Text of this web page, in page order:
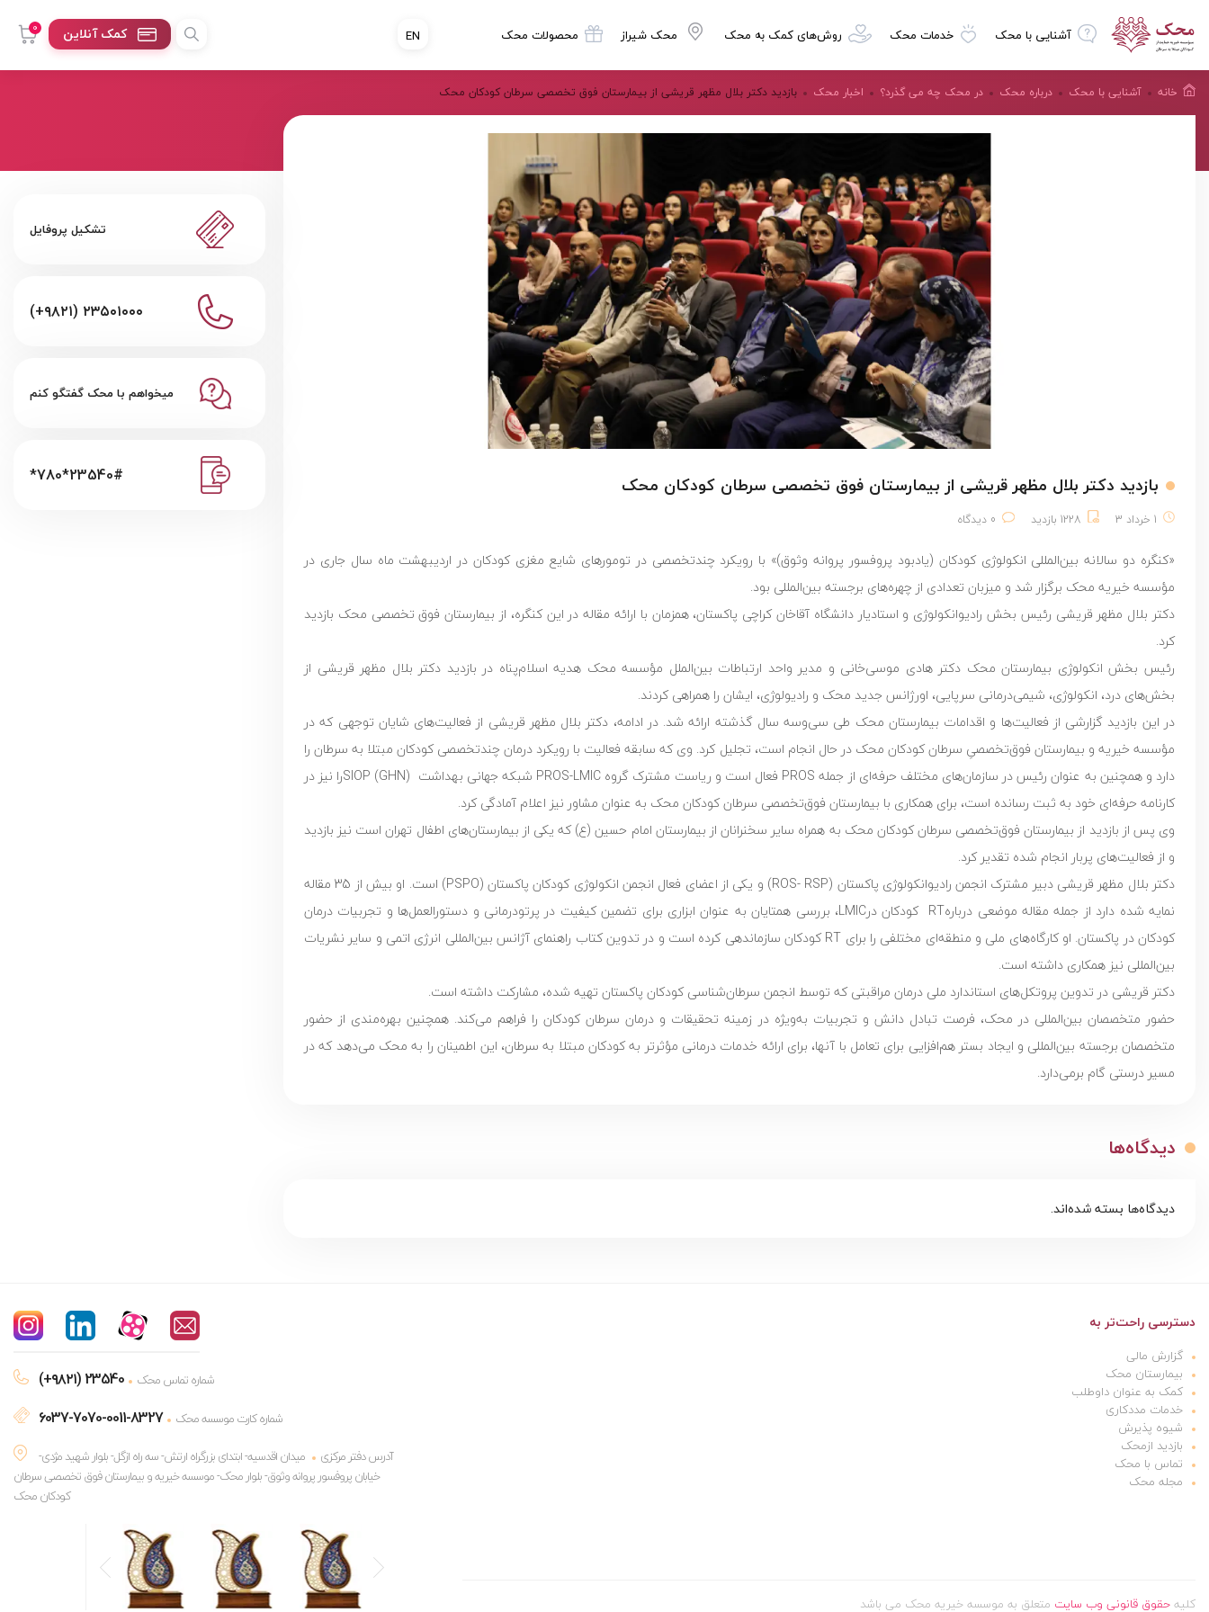
آشنایی با محک خدمات محک روش‌های کمک به محک محک شیراز محصولات محک 0 کمک آنلاین EN
خانه آشنایی با محک درباره محک در محک چه می گذرد؟ اخبار محک بازدید دکتر بلال مظهر قریشی از بیمارستان فوق تخصصی سرطان کودکان محک
بازدید دکتر بلال مظهر قریشی از بیمارستان فوق تخصصی سرطان کودکان محک
1 خرداد 3 1228 بازدید 0 دیدگاه
«کنگره دو سالانه بین‌المللی انکولوژی کودکان (یادبود پروفسور پروانه وثوق)» با رویكرد چندتخصصی در تومورهای شایع مغزی كودكان در اردیبهشت ماه سال جاری در
مؤسسه خیریه محک برگزار شد و میزبان تعدادی از چهره‌های برجسته بین‌المللی بود.
دکتر بلال مظهر قریشی رئیس بخش رادیوانکولوژی و استادیار دانشگاه آقاخان کراچی پاکستان، همزمان با ارائه مقاله در این کنگره، از بیمارستان فوق تخصصی محک بازدید
کرد.
رئیس بخش انکولوژی بیمارستان محک دکتر هادی موسی‌خانی و مدیر واحد ارتباطات بین‌الملل مؤسسه محک هدیه اسلام‌پناه در بازدید دکتر بلال مظهر قریشی از
بخش‌های درد، انکولوژی، شیمی‌درمانی سرپایی، اورژانس جدید محک و رادیولوژی، ایشان را همراهی کردند.
در این بازدید گزارشی از فعالیت‌ها و اقدامات بیمارستان محک طی سی‌وسه سال گذشته ارائه شد. در ادامه، دکتر بلال مظهر قریشی از فعالیت‌های شایان توجهی که در
مؤسسه خیریه و بیمارستان فوق‌تخصصیِ سرطان کودکان محک در حال انجام است، تجلیل کرد. وی که سابقه فعالیت با رویکرد درمان چندتخصصی کودکان مبتلا به سرطان را
دارد و همچنین به عنوان رئیس در سازمان‌های مختلف حرفه‌ای از جمله PROS فعال است و ریاست مشترک گروه PROS-LMIC شبکه جهانی بهداشت SIOP (GHN)را نیز در
کارنامه حرفه‌ای خود به ثبت رسانده است، برای همکاری با بیمارستان فوق‌تخصصی سرطان کودکان محک به عنوان مشاور نیز اعلام آمادگی کرد.
وی پس از بازدید از بیمارستان فوق‌تخصصی سرطان کودکان محک به همراه سایر سخنرانان از بیمارستان امام حسین (ع) که یکی از بیمارستان‌های اطفال تهران است نیز بازدید
و از فعالیت‌های پربار انجام شده تقدیر کرد.
دکتر بلال مظهر قریشی دبیر مشترک انجمن رادیوانکولوژی پاکستان (ROS- RSP) و یکی از اعضای فعال انجمن انکولوژی کودکان پاکستان (PSPO) است. او بیش از 35 مقاله
نمایه شده دارد از جمله مقاله موضعی دربارهRT کودکان درLMIC، بررسی همتایان به عنوان ابزاری برای تضمین کیفیت در پرتودرمانی و دستورالعمل‌ها و تجربیات درمان
کودکان در پاکستان. او کارگاه‌های ملی و منطقه‌ای مختلفی را برای RT کودکان سازماندهی کرده است و در تدوین کتاب راهنمای آژانس بین‌المللی انرژی اتمی و سایر نشریات
بین‌المللی نیز همکاری داشته است.
دکتر قریشی در تدوین پروتکل‌های استاندارد ملی درمان مراقبتی که توسط انجمن سرطان‌شناسی کودکان پاکستان تهیه شده، مشارکت داشته است.
حضور متخصصان بین‌المللی در محک، فرصت تبادل دانش و تجربیات به‌ویژه در زمینه تحقیقات و درمان سرطان کودکان را فراهم می‌کند. همچنین بهره‌مندی از حضور
متخصصان برجسته بین‌المللی و ایجاد بستر هم‌افزایی برای تعامل با آنها، برای ارائه خدمات درمانی مؤثرتر به کودکان مبتلا به سرطان، این اطمینان را به محک می‌دهد که در
مسیر درستی گام برمی‌دارد.
دیدگاه‌ها
دیدگاه‌ها بسته شده‌اند.
تشکیل پروفایل
(+۹۸۲۱) ۲۳۵۰۱۰۰۰
میخواهم با محک گفتگو کنم
*780*23540#
دسترسی راحت‌تر به
گزارش مالی
بیمارستان محک
کمک به عنوان داوطلب
خدمات مددکاری
شیوه پذیرش
بازدید ازمحک
تماس با محک
مجله محک
(+۹۸۲۱) 23540 شماره تماس محک
6037-7070-0011-8327
شماره کارت موسسه محک
آدرس دفتر مرکزی
میدان اقدسیه- ابتدای بزرگراه ارتش- سه راه ازگل- بلوار شهید مژدی-
خیابان پروفسور پروانه وثوق- بلوار محک- موسسه خیریه و بیمارستان فوق تخصصی سرطان
کودکان محک
کلیهحقوق قانونی وب سایت متعلق به موسسه خیریه محک می باشد